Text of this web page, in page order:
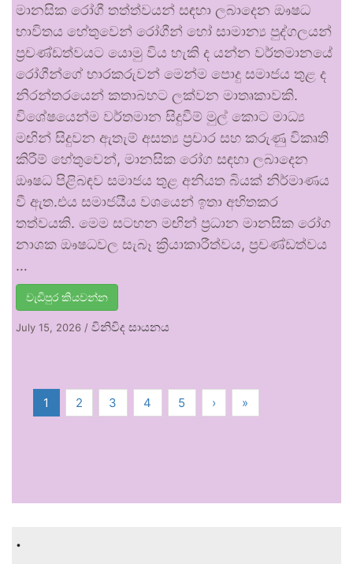
මානසික රෝගී තත්ත්වයන් සඳහා ලබාදෙන ඖෂධ
භාවිතය හේතුවෙන් රෝගීන් හෝ සාමාන්‍ය පුද්ගලයන්
ප්‍රචණ්ඩත්වයට යොමු විය හැකි ද යන්න වර්තමානයේ
රෝගීන්ගේ භාරකරුවන් මෙන්ම පොදු සමාජය තුළ ද
නිරන්තරයෙන් කතාබහට ලක්වන මාතෘකාවකි.
විශේෂයෙන්ම වර්තමාන සිදුවීම් මුල් කොට මාධ්‍ය
මඟින් සිදුවන ඇතැම් අසත්‍ය ප්‍රචාර සහ කරුණු විකෘති
කිරීම් හේතුවෙන්, මානසික රෝග සඳහා ලබාදෙන
ඖෂධ පිළිබඳව සමාජය තුළ අනියත බියක් නිර්මාණය
වී ඇත.එය සමාජයීය වශයෙන් ඉතා අහිතකර
තත්වයකි. මෙම සටහන මඟින් ප්‍රධාන මානසික රෝග
නාශක ඖෂධවල සැබෑ ක්‍රියාකාරීත්වය, ප්‍රචණ්ඩත්වය
…
වැඩිපුර කියවන්න
July 15, 2026 / විනිවිද සායනය
1 2 3 4 5 › »
.